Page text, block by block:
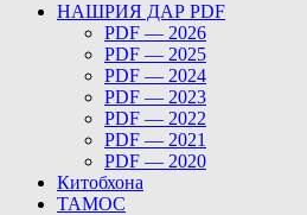
НАШРИЯ ДАР PDF
PDF — 2026
PDF — 2025
PDF — 2024
PDF — 2023
PDF — 2022
PDF — 2021
PDF — 2020
Китобхона
ТАМОС